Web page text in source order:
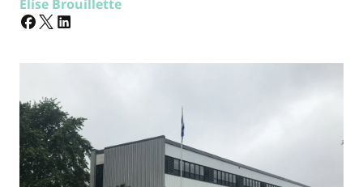
Elise Brouillette